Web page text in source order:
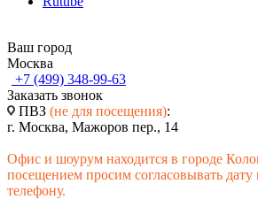
Ваш город
Москва
+7 (499) 348-99-63
Заказать звонок
ПВЗ (не для посещения):
г. Москва, Мажоров пер., 14
Офис и шоурум находится в городе
посещением просим согласовывать дату
телефону.